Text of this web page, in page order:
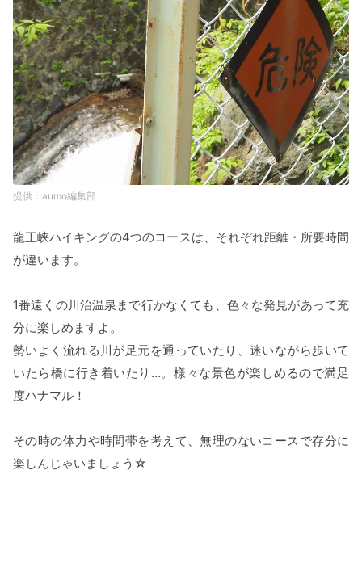
aumo編集部
龍王峡ハイキングの4つのコースは、それぞれ距離・所要時間
が違います。
1番遠くの川治温泉まで行かなくても、色々な発見があって充
分に楽しめますよ。
勢いよく流れる川が足元を通っていたり、迷いながら歩いて
いたら橋に行き着いたり…。様々な景色が楽しめるので満足
度ハナマル！
その時の体力や時間帯を考えて、無理のないコースで存分に
楽しんじゃいましょう☆